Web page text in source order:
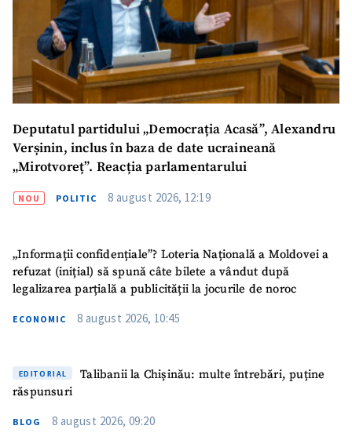
SUSȚINE
Deputatul partidului „Democrația Acasă”, Alexandru
Verșinin, inclus în baza de date ucraineană
„Mirotvoreț”. Reacția parlamentarului
NOU POLITIC 8 august 2026, 12:19
„Informații confidențiale”? Loteria Națională a Moldovei a
refuzat (inițial) să spună câte bilete a vândut după
legalizarea parțială a publicității la jocurile de noroc
ECONOMIC 8 august 2026, 10:45
EDITORIAL
Talibanii la Chișinău: multe întrebări, puține
răspunsuri
BLOG 8 august 2026, 09:20